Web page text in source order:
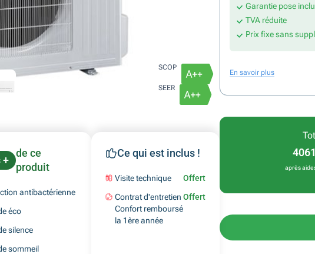
Garantie pose
TVA réduite
Prix fixe sans
En savoir plus
après
SCOP
SEER
+
de ce
produit
antibactérienne
éco
silence
sommeil
Ce qui est inclus !
Visite technique
Offert
Contrat d'entretien
Confort remboursé
la 1ère année
Offert